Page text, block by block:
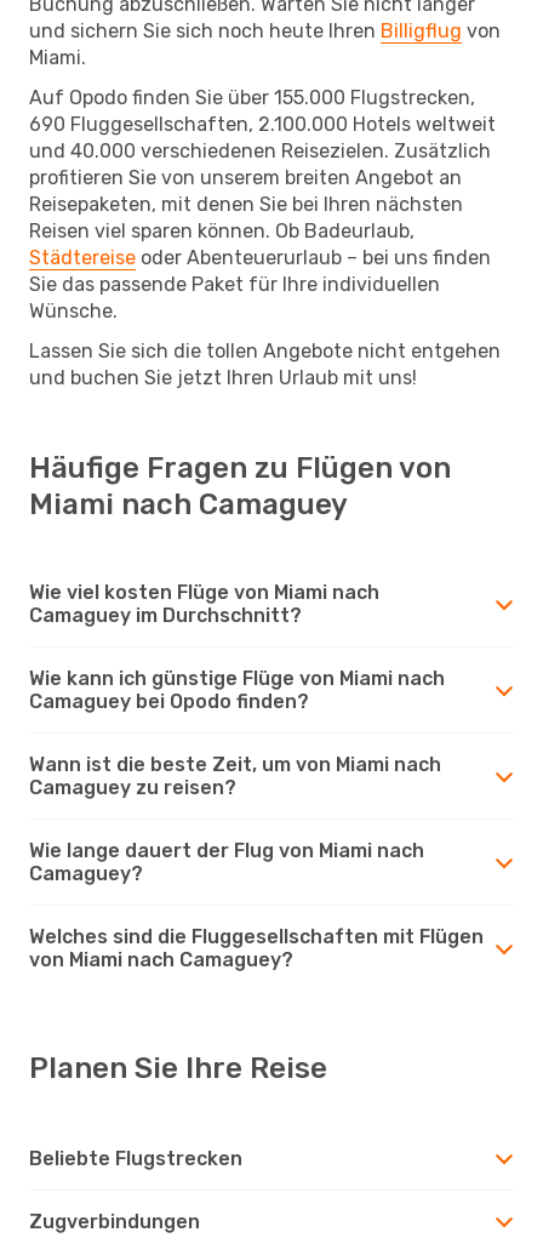
und sichern Sie sich noch heute Ihren Billigflug von
Miami.
Auf Opodo finden Sie über 155.000 Flugstrecken,
690 Fluggesellschaften, 2.100.000 Hotels weltweit
und 40.000 verschiedenen Reisezielen. Zusätzlich
profitieren Sie von unserem breiten Angebot an
Reisepaketen, mit denen Sie bei Ihren nächsten
Reisen viel sparen können. Ob Badeurlaub,
Städtereise oder Abenteuerurlaub – bei uns finden
Sie das passende Paket für Ihre individuellen
Wünsche.
Lassen Sie sich die tollen Angebote nicht entgehen
und buchen Sie jetzt Ihren Urlaub mit uns!
Häufige Fragen zu Flügen von
Miami nach Camaguey
Wie viel kosten Flüge von Miami nach
Camaguey im Durchschnitt?
Wie kann ich günstige Flüge von Miami nach
Camaguey bei Opodo finden?
Wann ist die beste Zeit, um von Miami nach
Camaguey zu reisen?
Wie lange dauert der Flug von Miami nach
Camaguey?
Welches sind die Fluggesellschaften mit Flügen
von Miami nach Camaguey?
Planen Sie Ihre Reise
Beliebte Flugstrecken
Zugverbindungen